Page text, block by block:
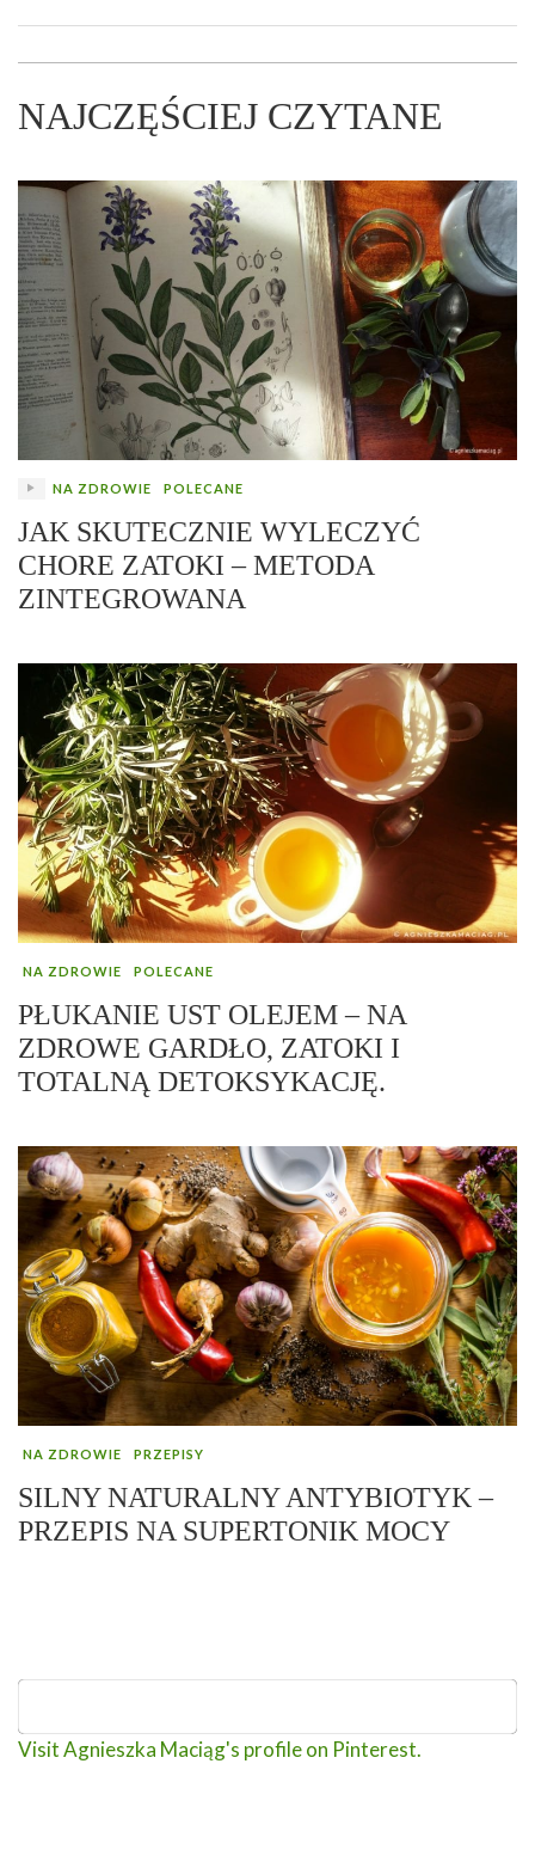
NAJCZĘŚCIEJ CZYTANE
NA ZDROWIE POLECANE
JAK SKUTECZNIE WYLECZYĆ
CHORE ZATOKI – METODA
ZINTEGROWANA
NA ZDROWIE POLECANE
PŁUKANIE UST OLEJEM – NA
ZDROWE GARDŁO, ZATOKI I
TOTALNĄ DETOKSYKACJĘ.
NA ZDROWIE PRZEPISY
SILNY NATURALNY ANTYBIOTYK –
PRZEPIS NA SUPERTONIK MOCY
Visit Agnieszka Maciąg's profile on Pinterest.